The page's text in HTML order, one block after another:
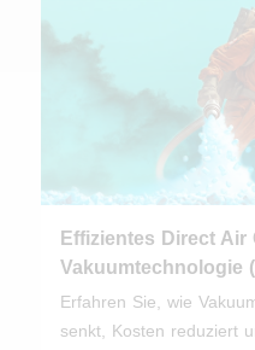
Effizientes Direct Air
Vakuumtechnologie
Erfahren Sie, wie
senkt, Kosten reduziert